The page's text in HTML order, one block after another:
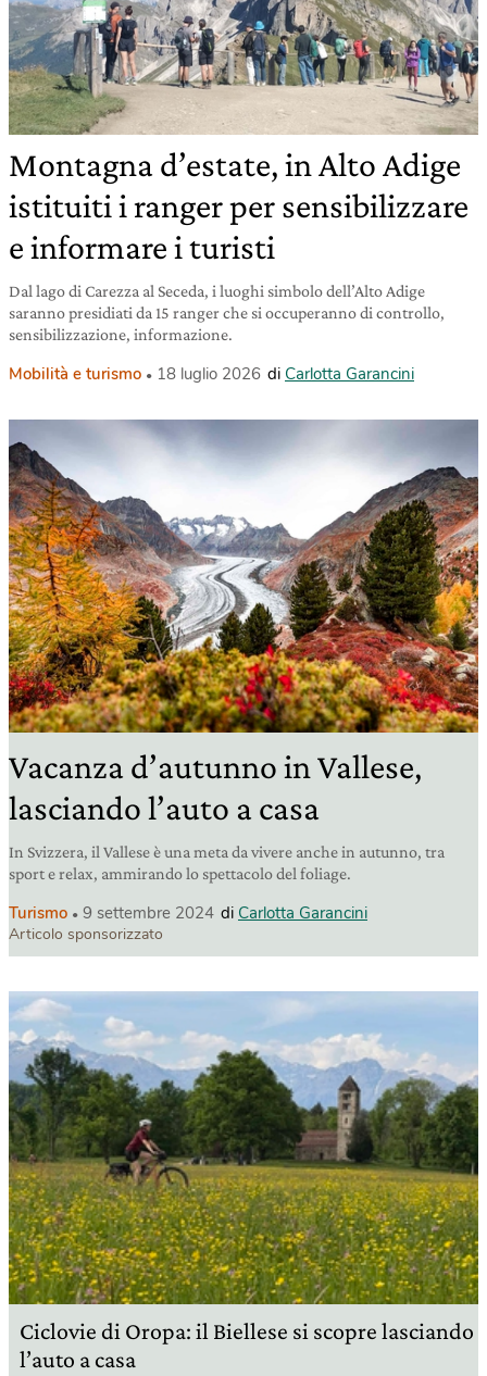
Montagna d’estate, in Alto Adige
istituiti i ranger per sensibilizzare
e informare i turisti
Dal lago di Carezza al Seceda, i luoghi simbolo dell’Alto Adige
saranno presidiati da 15 ranger che si occuperanno di controllo,
sensibilizzazione, informazione.
Mobilità e turismo 18 luglio 2026 di Carlotta Garancini
Vacanza d’autunno in Vallese,
lasciando l’auto a casa
In Svizzera, il Vallese è una meta da vivere anche in autunno, tra
sport e relax, ammirando lo spettacolo del foliage.
Turismo 9 settembre 2024 di Carlotta Garancini
Articolo sponsorizzato
Ciclovie di Oropa: il Biellese si scopre lasciando
l’auto a casa